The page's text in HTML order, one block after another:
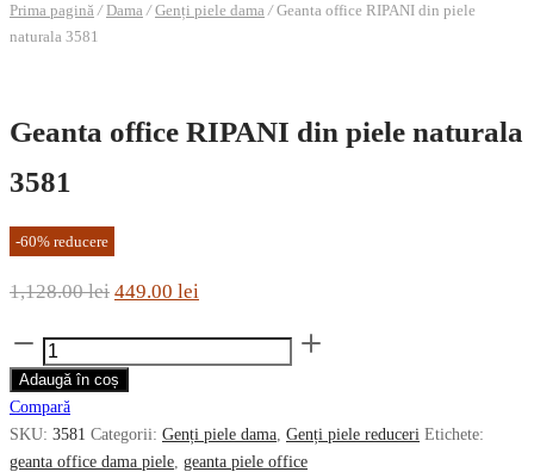
Prima pagină / Dama / Genți piele dama /Geanta office RIPANI din piele
naturala 3581
Geanta office RIPANI din piele naturala
3581
-60% reducere
1,128.00lei Prețul
fost:
1,128.00 lei.
449.00 lei
Cantitate
Geanta
office
Adaugă în coș
Compară
SKU: 3581 Categorii: Genți piele dama Genți piele reduceri Etichete:
geanta office dama piele geanta piele office